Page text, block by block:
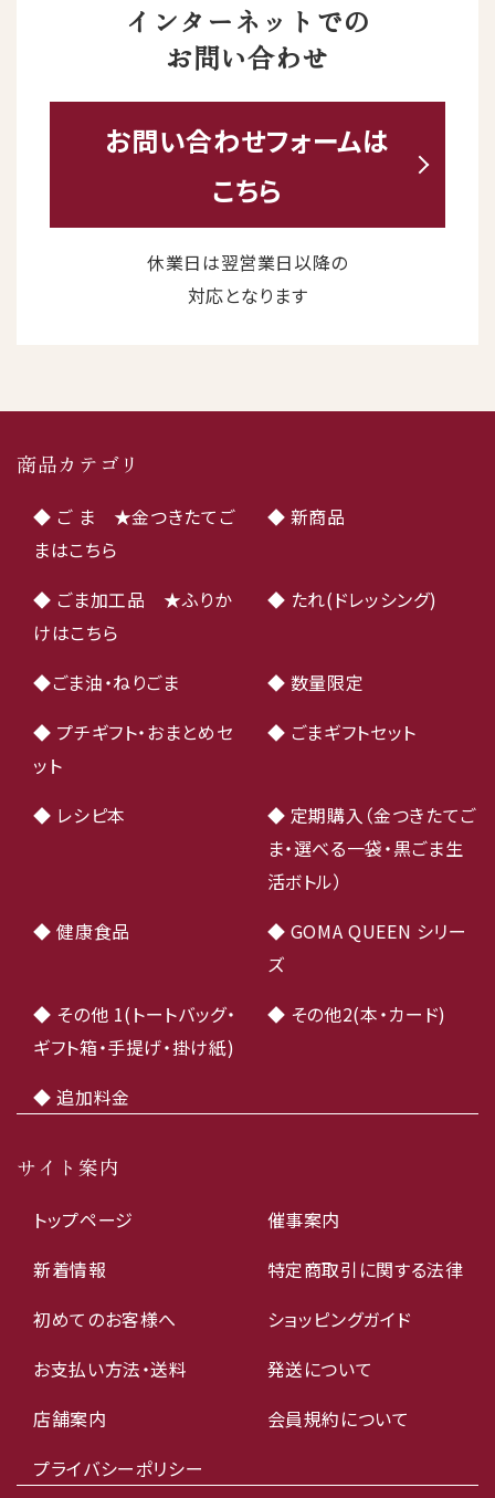
インターネットでの
お問い合わせ
お問い合わせフォームは
こちら
休業日は翌営業日以降の
対応となります
商品カテゴリ
◆ ご ま ★金つきたてご
まはこちら
◆ 新商品
◆ ごま加工品 ★ふりか
けはこちら
◆ たれ(ドレッシング)
◆ごま油・ねりごま
◆ 数量限定
◆ プチギフト・おまとめセ
ット
◆ ごまギフトセット
◆ レシピ本
◆ 定期購入（金つきたてご
ま・選べる一袋・黒ごま生
活ボトル）
◆ 健康食品
◆ GOMA QUEEN シリー
ズ
◆ その他 1(トートバッグ・
ギフト箱・手提げ・掛け紙)
◆ その他2(本・カード)
◆ 追加料金
サイト案内
トップページ
催事案内
新着情報
特定商取引に関する法律
初めてのお客様へ
ショッピングガイド
お支払い方法・送料
発送について
店舗案内
会員規約について
プライバシーポリシー